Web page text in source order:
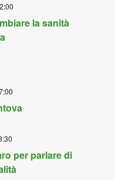
la sanità
per parlare di